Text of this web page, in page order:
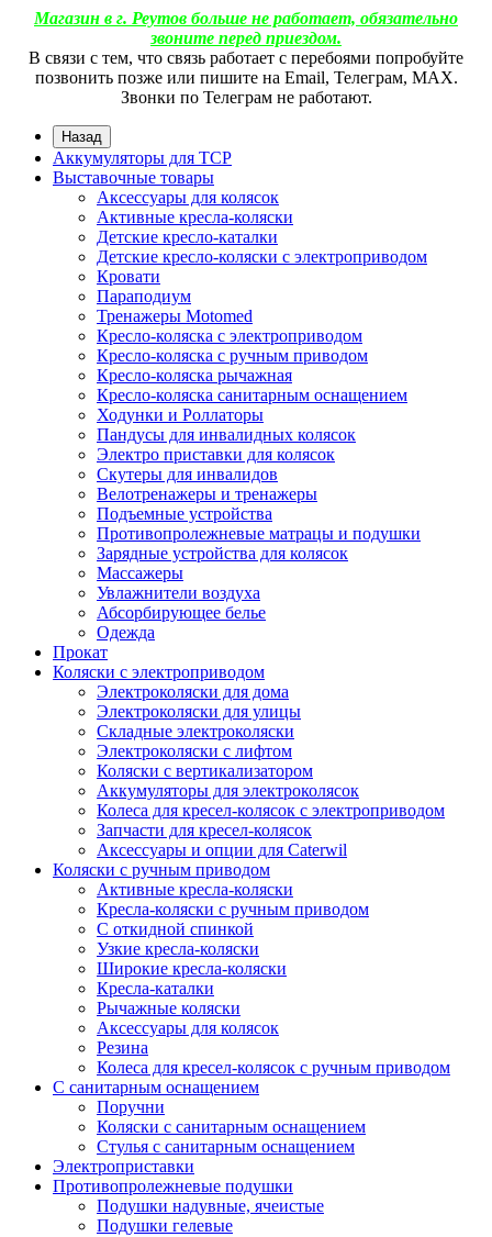
Магазин в г. Реутов больше не работает, обязательно
звоните перед приездом.
В связи с тем, что связь работает с перебоями попробуйте
позвонить позже или пишите на Email, Телеграм, МАХ.
Звонки по Телеграм не работают.
Назад
Аккумуляторы для ТСР
Выставочные товары
Аксессуары для колясок
Активные кресла-коляски
Детские кресло-каталки
Детские кресло-коляски с электроприводом
Кровати
Параподиум
Тренажеры Motomed
Кресло-коляска с электроприводом
Кресло-коляска с ручным приводом
Кресло-коляска рычажная
Кресло-коляска санитарным оснащением
Ходунки и Роллаторы
Пандусы для инвалидных колясок
Электро приставки для колясок
Скутеры для инвалидов
Велотренажеры и тренажеры
Подъемные устройства
Противопролежневые матрацы и подушки
Зарядные устройства для колясок
Массажеры
Увлажнители воздуха
Абсорбирующее белье
Одежда
Прокат
Коляски с электроприводом
Электроколяски для дома
Электроколяски для улицы
Складные электроколяски
Электроколяски с лифтом
Коляски с вертикализатором
Аккумуляторы для электроколясок
Колеса для кресел-колясок с электроприводом
Запчасти для кресел-колясок
Аксессуары и опции для Caterwil
Коляски с ручным приводом
Активные кресла-коляски
Кресла-коляски с ручным приводом
С откидной спинкой
Узкие кресла-коляски
Широкие кресла-коляски
Кресла-каталки
Рычажные коляски
Аксессуары для колясок
Резина
Колеса для кресел-колясок с ручным приводом
С санитарным оснащением
Поручни
Коляски с санитарным оснащением
Стулья с санитарным оснащением
Электроприставки
Противопролежневые подушки
Подушки надувные, ячеистые
Подушки гелевые